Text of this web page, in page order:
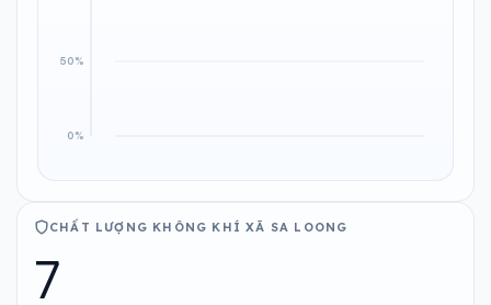
CHẤT LƯỢNG KHÔNG KHÍ XÃ SA LOONG
7